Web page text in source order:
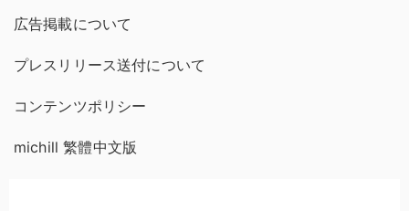
広告掲載について
プレスリリース送付について
コンテンツポリシー
michill 繁體中文版